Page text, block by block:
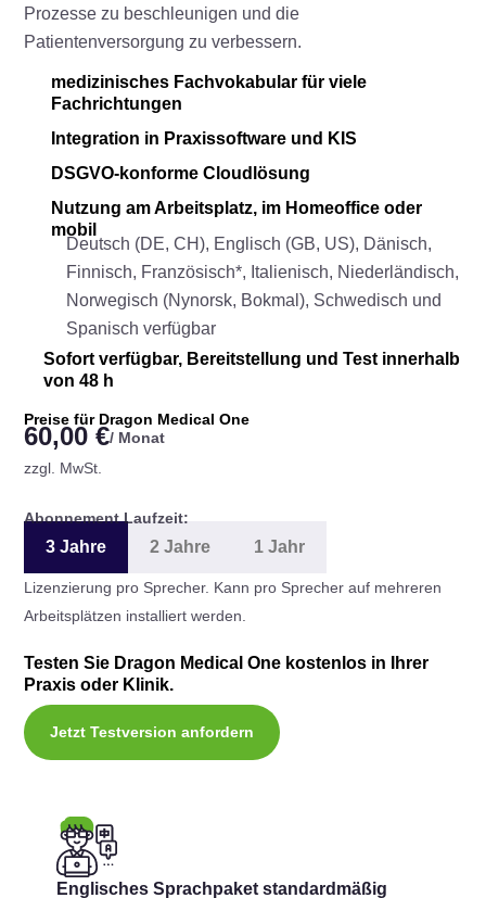
Prozesse zu beschleunigen und die
Patientenversorgung zu verbessern.
medizinisches Fachvokabular für viele
Fachrichtungen
Integration in Praxissoftware und KIS
DSGVO-konforme Cloudlösung
Nutzung am Arbeitsplatz, im Homeoffice oder
mobil
Deutsch (DE, CH), Englisch (GB, US), Dänisch,
Finnisch, Französisch*, Italienisch, Niederländisch,
Norwegisch (Nynorsk, Bokmal), Schwedisch und
Spanisch verfügbar
Sofort verfügbar, Bereitstellung und Test innerhalb
von 48 h
Preise für Dragon Medical One
3 Jahre 2 Jahre 1 Jahr
60,00 €/ Monat
zzgl. MwSt.
Abonnement Laufzeit:
Lizenzierung pro Sprecher. Kann pro Sprecher auf mehreren
Arbeitsplätzen installiert werden.
Testen Sie Dragon Medical One kostenlos in Ihrer
Praxis oder Klinik.
Jetzt Testversion anfordern
Englisches Sprachpaket standardmäßig